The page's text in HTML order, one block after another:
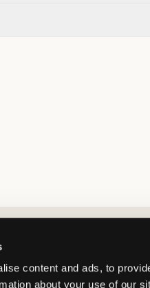
content and ads, to
about your use of our